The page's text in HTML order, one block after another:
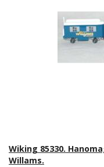
Wiking 85330.
Willams.